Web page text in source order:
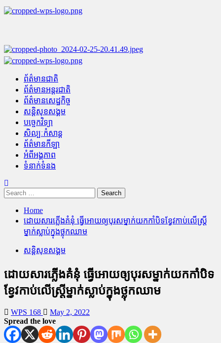
Skip
to
Primary
ព័ត៌មានជាតិ
ព័ត៌មានអន្តរជាតិ
ព័ត៌មានសេដ្ឋកិច្ច
សន្តិសុខសង្គម
បច្ចេកវិទ្យា
សិល្បៈកំសាន្ត
ព័ត៌មានកីឡា
អំពីអង្គភាព
ទំនាក់ទំនង
Search
for:
Home
ដោយសារភ្លើងគំនុំ ធ្វើអោយឲ្យបុរសម្នាក់យកកាំបិទខ្វែវកាប់លើស្ត្រី
ម្នាក់ស្លាប់ក្នុងថ្លុកឈាម
សន្តិសុខសង្គម
ដោយសារភ្លើងគំនុំ ធ្វើអោយឲ្យបុរសម្នាក់យកកាំបិទ
ខ្វែវកាប់លើស្ត្រីម្នាក់ស្លាប់ក្នុងថ្លុកឈាម
WPS 168
May 2, 2022
Spread the love